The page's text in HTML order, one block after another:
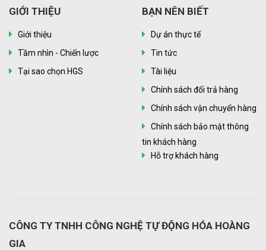
GIỚI THIỆU
Giới thiệu
Tầm nhìn - Chiến lược
Tại sao chọn HGS
BẠN NÊN BIẾT
Dự án thực tế
Tin tức
Tài liệu
Chính sách đổi trả hàng
Chính sách vận chuyển hàng
Chính sách bảo mật thông
tin khách hàng
Hỗ trợ khách hàng
CÔNG TY TNHH CÔNG NGHỆ TỰ ĐỘNG HÓA HOÀNG
GIA